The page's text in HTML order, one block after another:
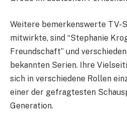
Weitere bemerkenswerte TV-
mitwirkte, sind “Stephanie
Freundschaft” und
bekannten Serien. Ihre
sich in verschiedene Rollen
einer der gefragtesten
Generation.